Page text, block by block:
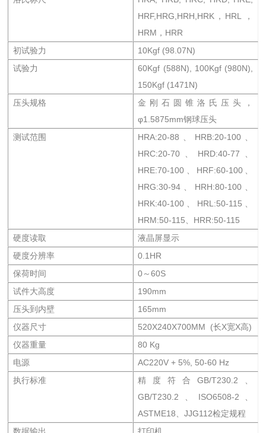
HRF,HRG,HRH,HRK，HRL ，
HRM，HRR
初试验力
10Kgf (98.07N)
试验力
60Kgf (588N), 100Kgf (980N),
150Kgf (1471N)
压头规格
金刚石圆锥洛氏压头，
φ1.5875mm钢球压头
测试范围
HRA:20-88、HRB:20-100、
HRC:20-70、HRD:40-77、
HRE:70-100、HRF:60-100、
HRG:30-94、HRH:80-100、
HRK:40-100、HRL:50-115、
HRM:50-115、HRR:50-115
硬度读取
液晶屏显示
硬度分辨率
0.1HR
保荷时间
0～60S
试件大高度
190mm
压头到内壁
165mm
仪器尺寸
520X240X700MM (长X宽X高)
仪器重量
80 Kg
电源
AC220V + 5%, 50-60 Hz
执行标准
精度符合GB/T230.2、
GB/T230.2、ISO6508-2、
ASTME18、JJG112检定规程
数据输出
打印机